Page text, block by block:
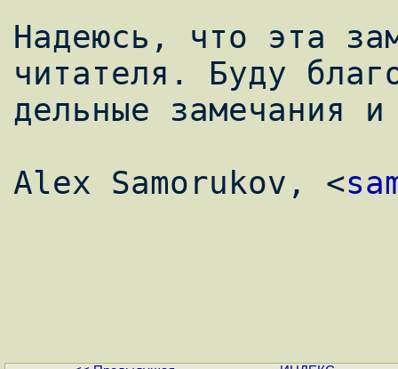
Надеюсь, что эта
читателя. Буду
дельные замечания
Alex Samorukov, <